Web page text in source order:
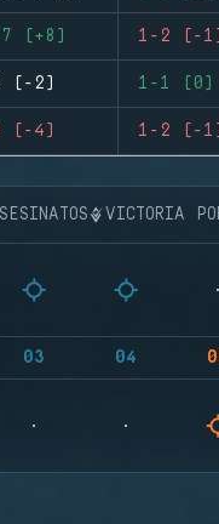
(+8) 1-2 (-1)
(-2) 1-1 (0)
(-4) 1-2 (-1)
VICTORIA
03 04